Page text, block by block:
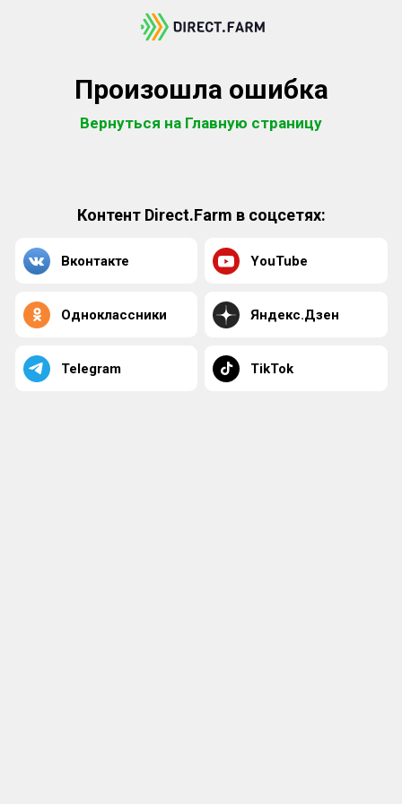
Произошла ошибка
Вернуться на Главную страницу
Контент Direct.Farm в соцсетях:
Вконтакте YouTube
Одноклассники Яндекс.Дзен
Telegram TikTok